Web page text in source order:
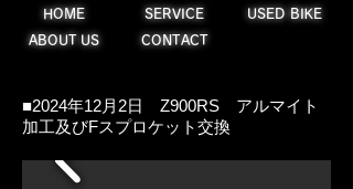
HOME SERVICE
USED BIKE
ABOUT US
CONTACT
​■2024年12月2日 Z900RS アルマイト
加工及びFスプロケット交換